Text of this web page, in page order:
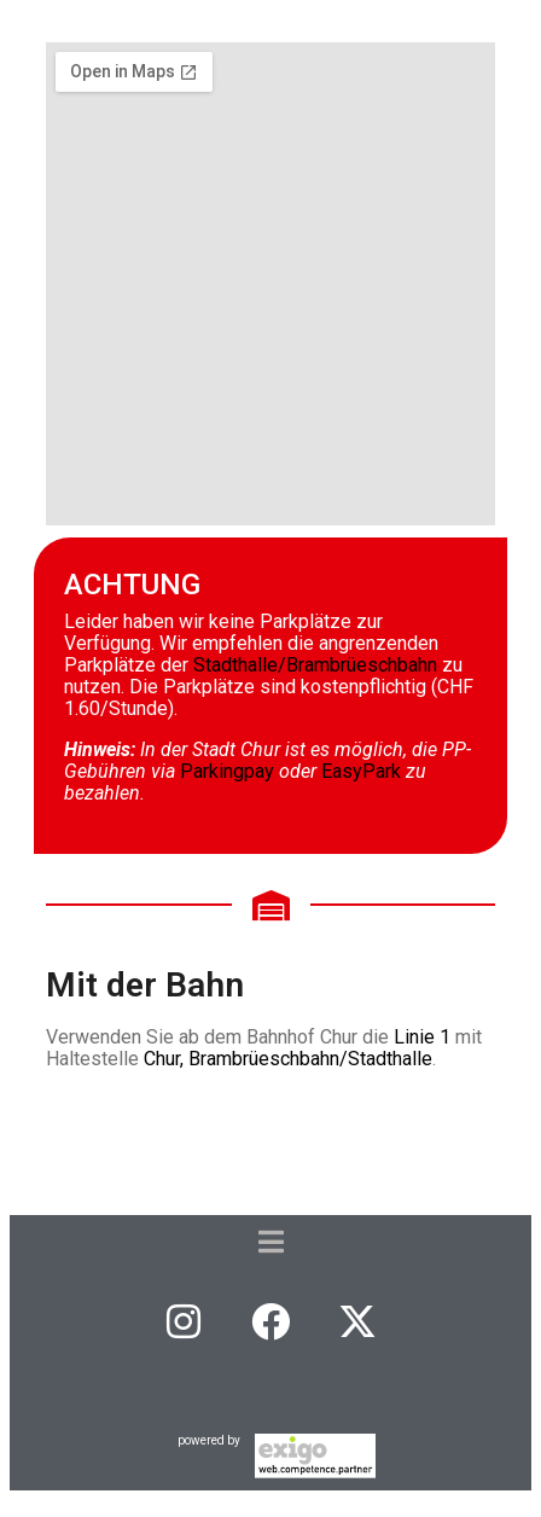
ACHTUNG
Leider haben wir keine Parkplätze zur
Verfügung. Wir empfehlen die angrenzenden
Parkplätze der Stadthalle/Brambrüeschbahn zu
nutzen. Die Parkplätze sind kostenpflichtig (CHF
1.60/Stunde).
Hinweis: In der Stadt Chur ist es möglich, die PP-
Gebühren via Parkingpay oder EasyPark zu
bezahlen.
Mit der Bahn
Verwenden Sie ab dem Bahnhof Chur die Linie 1 mit
Haltestelle Chur, Brambrüeschbahn/Stadthalle.
powered by